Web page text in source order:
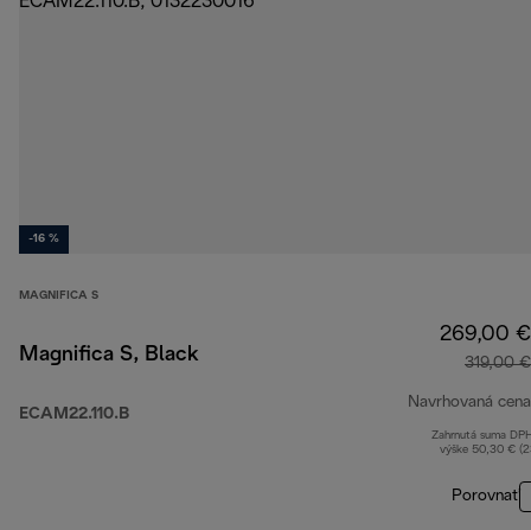
-16 %
MAGNIFICA S
Magnifica S, Black
ECAM22.110.B
269,00 €
319,00 €
Navrhovaná cena
Zahrnutá suma
výške 50,30 €
Porovnať